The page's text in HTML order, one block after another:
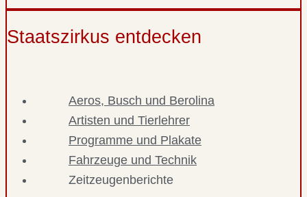
Staatszirkus entdecken
Aeros, Busch und Berolina
Artisten und Tierlehrer
Programme und Plakate
Fahrzeuge und Technik
Zeitzeugenberichte